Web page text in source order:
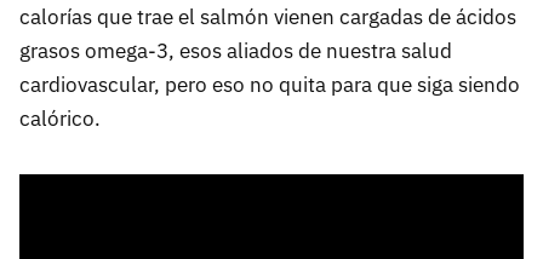
calorías que trae el salmón vienen cargadas de ácidos
grasos omega-3, esos aliados de nuestra salud
cardiovascular, pero eso no quita para que siga siendo
calórico.